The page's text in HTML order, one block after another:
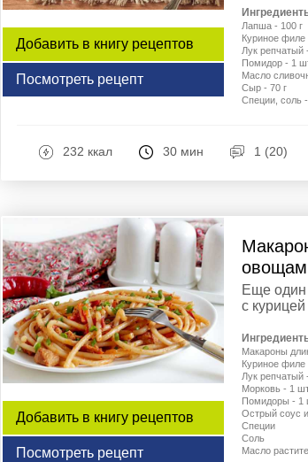
Добавить в книгу рецептов
Посмотреть рецепт
Лапша - 100 г
Куриное филе
Лук репчатый
Помидор - 1
Масло
Сыр - 70 г
Специи, соль
232 ккал 30 мин 1 (20)
Добавить в книгу рецептов
Посмотреть рецепт
Еще один
с
Макароны
Куриное филе
Лук репчатый
Морковь - 1
Помидоры - 1
Острый соус
Специи
Соль
Масло